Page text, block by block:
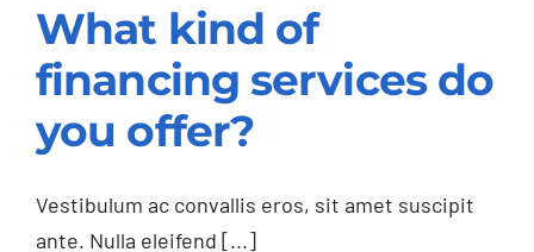
What kind of
you offer?
What kind of
financing services do
you offer?
Vestibulum ac convallis eros, sit amet suscipit
ante. Nulla eleifend [...]